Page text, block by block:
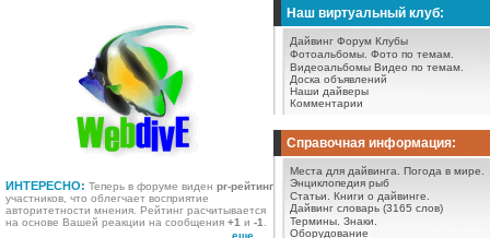
ИНТЕРЕСНО: Теперь в форуме виден pr-рейтинг
участников, что облегчает восприятие
авторитетности мнения. Рейтинг расчитывается
на основе Вашей реакции на сообщения +1 и -1
еще ...
Наш виртуальный клуб:
Дайвинг Форум Клубы
Фотоальбомы. Фото по темам.
Видеоальбомы Видео по темам.
Доска объявлений
Наши дайверы
Комментарии
Справочная информация:
Места для дайвинга.
Погода в мире.
Энциклопедия рыб
Статьи.
Книги о дайвинге.
Дайвинг словарь (3165 слов)
Термины. Знаки.
Оборудование